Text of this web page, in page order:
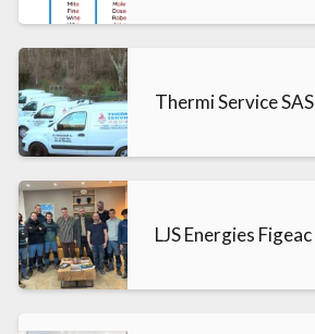
Thermi Service SAS
LJS Energies Figeac